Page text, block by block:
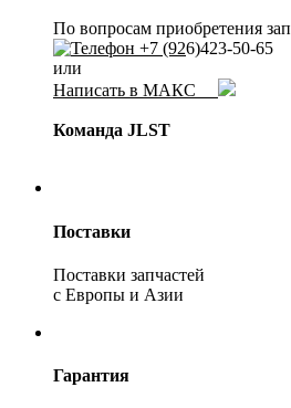
По вопросам приобретения
+7 (926)423-50-65
или
Написать в МАКС
Команда JLST
Поставки
Поставки запчастей
с Европы и Азии
Гарантия